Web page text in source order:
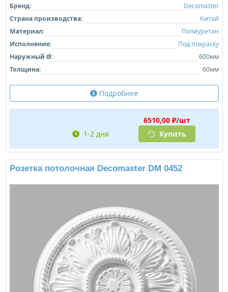
Бренд:
Decomaster
Страна производства:
Китай
Материал:
Полиуретан
Исполнение:
Под покраску
Наружный Ø:
600мм
Толщина:
60мм
Подробнее
6510,00 ₽/шт
1-2 дня
Купить
Розетка потолочная Decomaster DM 0452